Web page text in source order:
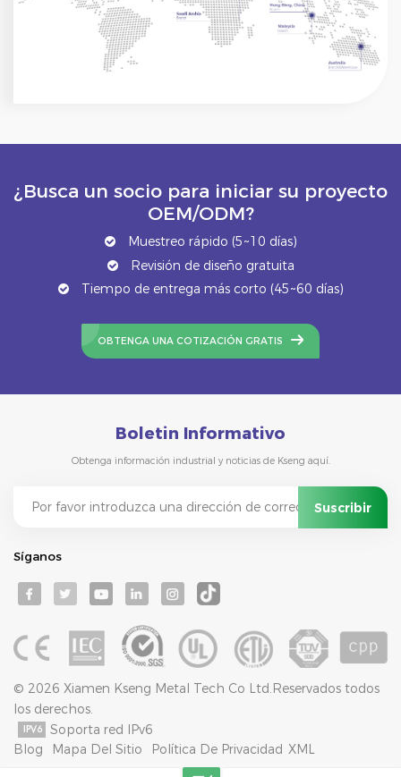
¿Busca un socio para iniciar su proyecto
OEM/ODM?
Muestreo rápido (5~10 días)
Revisión de diseño gratuita
Tiempo de entrega más corto (45~60 días)
OBTENGA UNA COTIZACIÓN GRATIS
Boletin Informativo
Obtenga información industrial y noticias de Kseng aquí.
Síganos
© 2026 Xiamen Kseng Metal Tech Co Ltd.Reservados todos
los derechos.
Soporta red IPv6
Blog
Mapa Del Sitio Política De Privacidad XML